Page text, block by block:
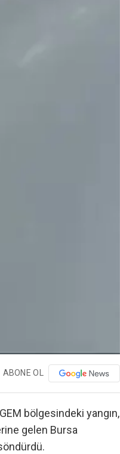
ABONE OL
bölgesindeki yangın,
gelen Bursa